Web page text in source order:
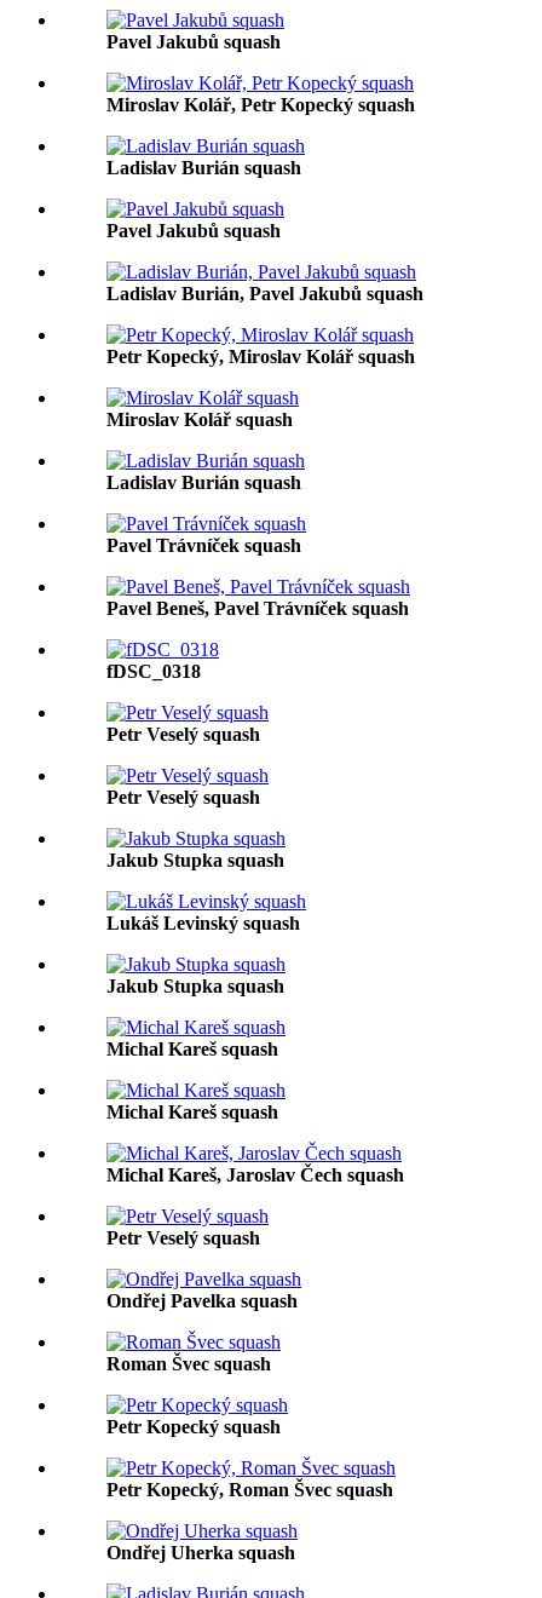
Pavel Jakubů squash
Miroslav Kolář, Petr Kopecký squash
Ladislav Burián squash
Pavel Jakubů squash
Ladislav Burián, Pavel Jakubů squash
Petr Kopecký, Miroslav Kolář squash
Miroslav Kolář squash
Ladislav Burián squash
Pavel Trávníček squash
Pavel Beneš, Pavel Trávníček squash
fDSC_0318
Petr Veselý squash
Petr Veselý squash
Jakub Stupka squash
Lukáš Levinský squash
Jakub Stupka squash
Michal Kareš squash
Michal Kareš squash
Michal Kareš, Jaroslav Čech squash
Petr Veselý squash
Ondřej Pavelka squash
Roman Švec squash
Petr Kopecký squash
Petr Kopecký, Roman Švec squash
Ondřej Uherka squash